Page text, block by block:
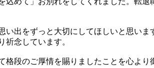
出をずっと大切にしてほしいと思いま
祈念しています。
段のご厚情を賜りましたことを心より